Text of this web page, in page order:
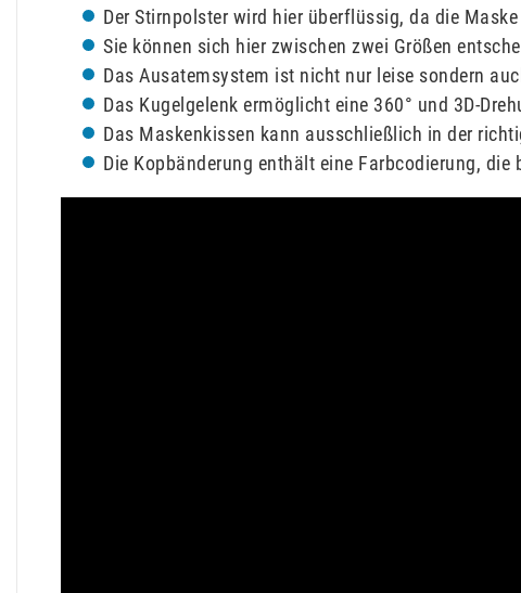
Der Stirnpolster wird hier überflüssig, da die
Sie können sich hier zwischen zwei Größen
Das Ausatemsystem ist nicht nur leise sondern
Das Kugelgelenk ermöglicht eine 360° und 3D-
Das Maskenkissen kann ausschließlich in der
Die Kopbänderung enthält eine Farbcodierung,